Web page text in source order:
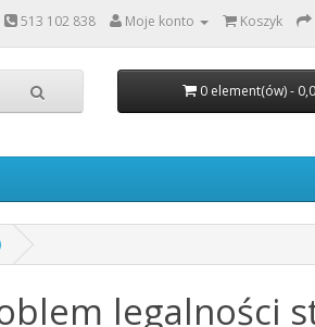
513 102 838 Moje konto Koszyk
0 element(ów) -
legalności